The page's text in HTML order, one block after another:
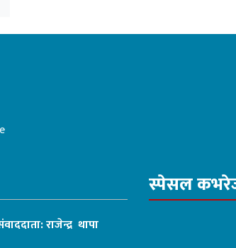
राजेन्द्र थापा
स्पेसल